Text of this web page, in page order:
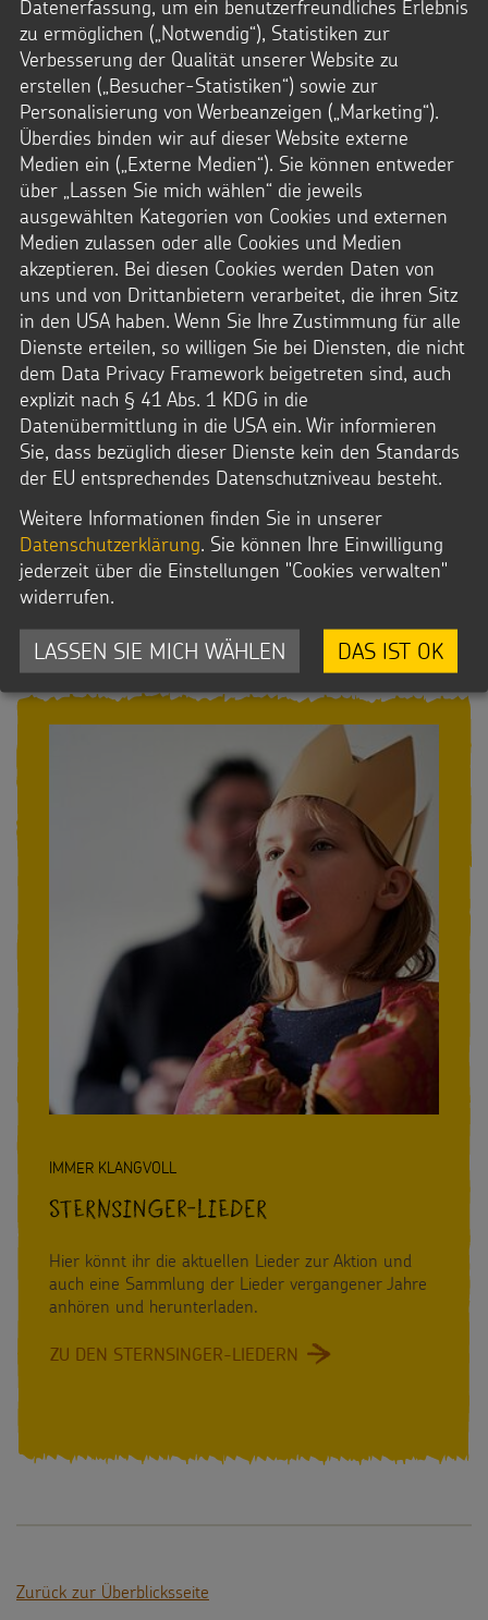
GOTTESDIENSTE
Gebete, Lieder, Fürbitten - alles passend zur Aktion
MEHR:
IMMER KLANGVOLL
Sternsinger-Lieder
Hier könnt ihr die aktuellen Lieder zur Aktion und
auch eine Sammlung der Lieder vergangener Jahre
anhören und herunterladen.
ZU DEN STERNSINGER-LIEDERN
Zurück zur Überblicksseite
Datenerfassung, um ein benutzerfreundliches Erlebnis
zu ermöglichen („Notwendig“), Statistiken zur
Verbesserung der Qualität unserer Website zu
erstellen („Besucher-Statistiken“) sowie zur
Personalisierung von Werbeanzeigen („Marketing“).
Überdies binden wir auf dieser Website externe
Medien ein („Externe Medien“). Sie können entweder
über „Lassen Sie mich wählen“ die jeweils
ausgewählten Kategorien von Cookies und externen
Medien zulassen oder alle Cookies und Medien
akzeptieren. Bei diesen Cookies werden Daten von
uns und von Drittanbietern verarbeitet, die ihren Sitz
in den USA haben. Wenn Sie Ihre Zustimmung für alle
Dienste erteilen, so willigen Sie bei Diensten, die nicht
dem Data Privacy Framework beigetreten sind, auch
explizit nach § 41 Abs. 1 KDG in die
Datenübermittlung in die USA ein. Wir informieren
Sie, dass bezüglich dieser Dienste kein den Standards
der EU entsprechendes Datenschutzniveau besteht.
Weitere Informationen finden Sie in unserer
Datenschutzerklärung. Sie können Ihre Einwilligung
jederzeit über die Einstellungen "Cookies verwalten"
widerrufen.
LASSEN SIE MICH WÄHLEN DAS IST OK